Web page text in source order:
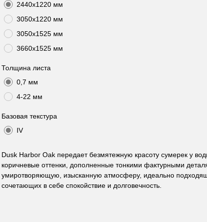
2440х1220 мм
3050х1220 мм
3050х1525 мм
3660х1525 мм
Толщина листа
0,7 мм
4-22 мм
Базовая текстура
IV
Dusk Harbor Oak передает безмятежную красоту сумерек у
коричневые оттенки, дополненные тонкими фактурными
умиротворяющую, изысканную атмосферу, идеально
сочетающих в себе спокойствие и долговечность.